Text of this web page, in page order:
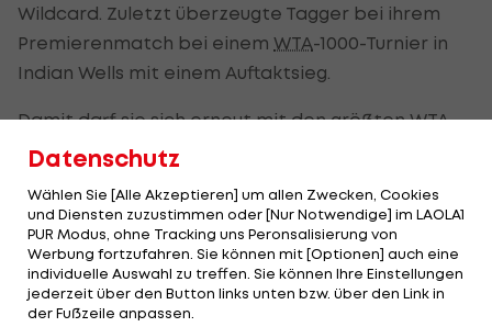
Wildcard. Zuletzt überzeugte Tagger bei ihrem
Premierenmatch bei einem WTA-1000-Turnier in
Indian Wells mit einem Auftaktsieg.
Damit darf sie sich erneut mit den größtenWTA-
Stars der Tennistour messen.
Mit Venus Williams mischt auch ein absoluter US-
Star mit. Die 45-Jährige und dreifache Miami
Open-Siegerin erhält ebenso eine Wildcard.
Williams feierte zuletzt 2001 den Turniersieg in
Miami.
Datenschutz
Wählen Sie [Alle Akzeptieren] um allen Zwecken, Cookies
und Diensten zuzustimmen oder [Nur Notwendige] im LAOLA1
PUR Modus, ohne Tracking uns Peronsalisierung von
Werbung fortzufahren. Sie können mit [Optionen] auch eine
individuelle Auswahl zu treffen. Sie können Ihre Einstellungen
jederzeit über den Button links unten bzw. über den Link in
der Fußzeile anpassen.